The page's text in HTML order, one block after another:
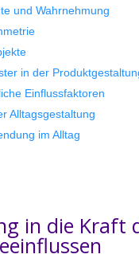
und Wahrnehmung
in der
Einflussfaktoren
Alltagsgestaltung
im Alltag
in die Kraft